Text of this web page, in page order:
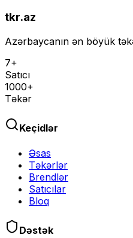
tkr.az
Azərbaycanın ən böyük
7+
Satıcı
1000+
Təkər
Keçidlər
Əsas
Təkərlər
Brendlər
Satıcılar
Bloq
Dəstək